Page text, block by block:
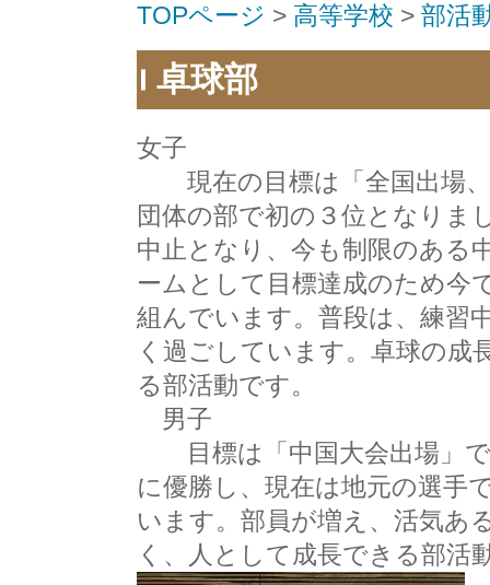
TOPページ > 高等学校 > 部活
卓球部
女子
現在の目標は「全国出場、
団体の部で初の３位となりま
中止となり、今も制限のある
ームとして目標達成のため今
組んでいます。普段は、練習
く過ごしています。卓球の成
る部活動です。
男子
目標は「中国大会出場」で
に優勝し、現在は地元の選手
います。部員が増え、活気あ
く、人として成長できる部活